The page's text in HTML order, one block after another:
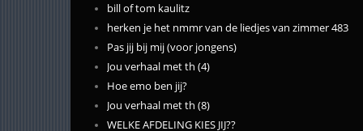
bill of tom kaulitz
herken je het nmmr van de liedjes van zimmer 483
Pas jij bij mij (voor jongens)
Jou verhaal met th (4)
Hoe emo ben jij?
Jou verhaal met th (8)
WELKE AFDELING KIES JIJ??